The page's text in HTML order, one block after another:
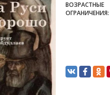
ВОЗРАСТНЫЕ
ОГРАНИЧЕНИЯ: